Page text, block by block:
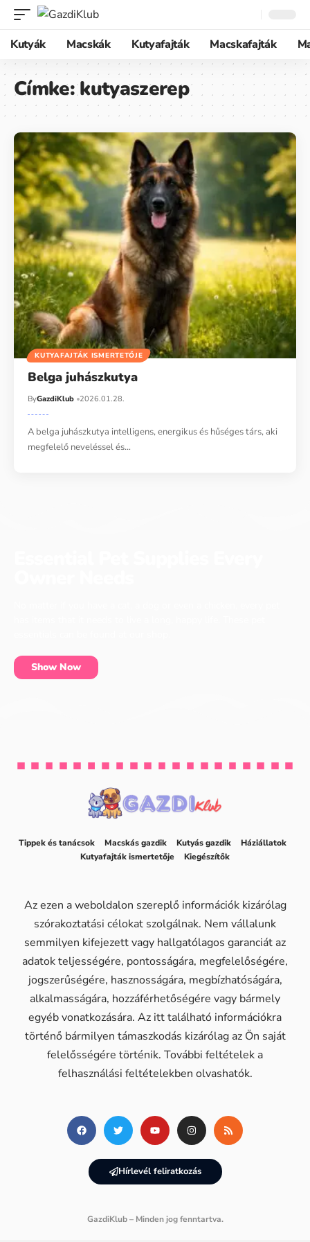
Kutyák Macskák Kutyafajták Macskafajták
Címke:kutyaszerep
KUTYAFAJTÁK ISMERTETŐJE
Belga juhászkutya
ByGazdiKlub 2026.01.28.
A belga juhászkutya intelligens, energikus és hűséges társ, aki
megfelelő neveléssel és…
Show Now
Tippek és tanácsok Macskás gazdik Kutyás gazdik
Háziállatok
Kutyafajták ismertetője
Kiegészítők
Az ezen a weboldalon szereplő információk kizárólag
szórakoztatási célokat szolgálnak. Nem vállalunk
semmilyen kifejezett vagy hallgatólagos garanciát az
adatok teljességére, pontosságára, megfelelőségére,
jogszerűségére, hasznosságára, megbízhatóságára,
alkalmasságára, hozzáférhetőségére vagy bármely
egyéb vonatkozására. Az itt található információkra
történő bármilyen támaszkodás kizárólag az Ön saját
felelősségére történik. További feltételek a
felhasználási feltételekben olvashatók.
Hírlevél feliratkozás
GazdiKlub – Minden jog fenntartva.